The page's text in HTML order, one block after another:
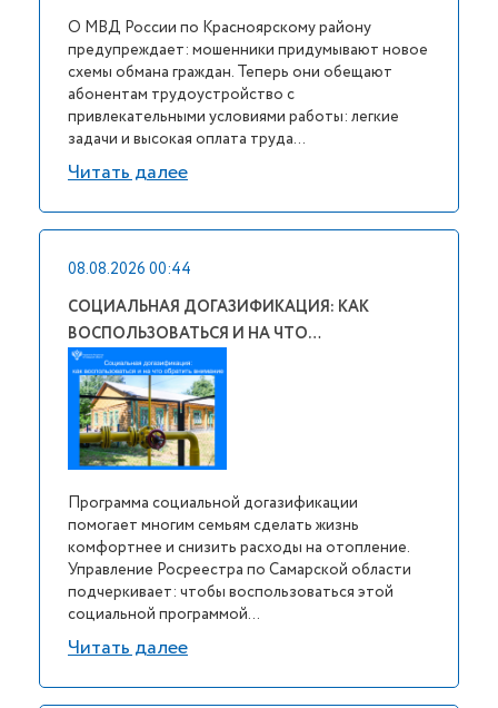
О МВД России по Красноярскому району
предупреждает: мошенники придумывают новое
схемы обмана граждан. Теперь они обещают
абонентам трудоустройство с
привлекательными условиями работы: легкие
задачи и высокая оплата труда...
Читать далее
08.08.2026 00:44
СОЦИАЛЬНАЯ ДОГАЗИФИКАЦИЯ: КАК
ВОСПОЛЬЗОВАТЬСЯ И НА ЧТО…
Программа социальной догазификации
помогает многим семьям сделать жизнь
комфортнее и снизить расходы на отопление.
Управление Росреестра по Самарской области
подчеркивает: чтобы воспользоваться этой
социальной программой...
Читать далее